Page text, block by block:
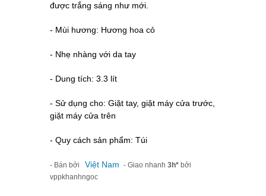
được trắng sáng như mới.
- Mùi hương: Hương hoa cỏ
- Nhẹ nhàng với da tay
- Dung tích: 3.3 lít
- Sử dụng cho: Giặt tay, giặt máy cửa trước,
giặt máy cửa trên
- Quy cách sản phẩm: Túi
- Bán bởi Việt Nam - Giao nhanh 3h* bởi
vppkhanhngoc